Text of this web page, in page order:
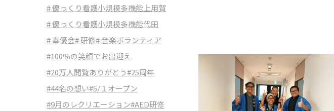
# 優っくり看護小規模多機能上用賀
# 優っくり看護小規模多機能代田
# 奉優会# 研修# 音楽ボランティア
#100％の笑顔でお出迎え
#20万人閲覧ありがとう#25周年
#44名の想い#5/１オープン
#9月のレクリエーション#AED研修